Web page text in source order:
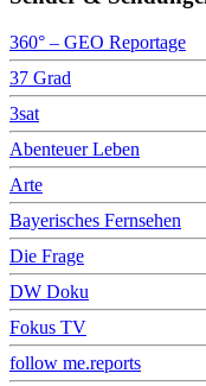
360° – GEO Reportage
37 Grad
3sat
Abenteuer Leben
Arte
Bayerisches Fernsehen
Die Frage
DW Doku
Fokus TV
follow me.reports